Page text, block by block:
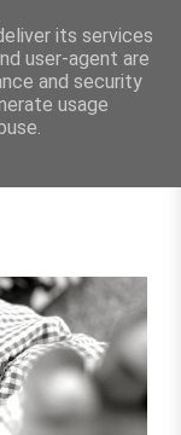
de fevereiro de 2014
its services
user-agent are
and security
usage